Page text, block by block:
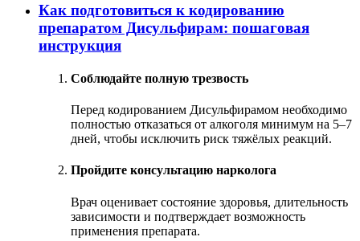
Как подготовиться к кодированию
препаратом Дисульфирам: пошаговая
инструкция
Соблюдайте полную трезвость
Перед кодированием Дисульфирамом необходимо
полностью отказаться от алкоголя минимум на 5–7
дней, чтобы исключить риск тяжёлых реакций.
Пройдите консультацию нарколога
Врач оценивает состояние здоровья, длительность
зависимости и подтверждает возможность
применения препарата.